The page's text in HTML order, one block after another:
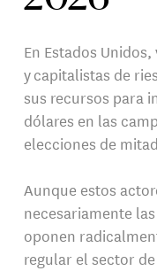
En Estados
y capitalistas de
sus recursos para
dólares en las
elecciones de
Aunque estos
necesariamente
oponen
regular el sector